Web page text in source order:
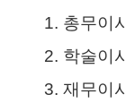
1. 총무이사
2. 학술이사
3. 재무이사